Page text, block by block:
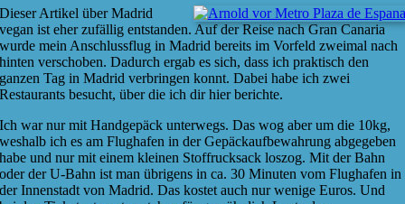
Dieser Artikel über Madrid
vegan ist eher zufällig entstanden. Auf der Reise nach Gran Canaria
wurde mein Anschlussflug in Madrid bereits im Vorfeld zweimal nach
hinten verschoben. Dadurch ergab es sich, dass ich praktisch den
ganzen Tag in Madrid verbringen konnt. Dabei habe ich zwei
Restaurants besucht, über die ich dir hier berichte.
Ich war nur mit Handgepäck unterwegs. Das wog aber um die 10kg,
weshalb ich es am Flughafen in der Gepäckaufbewahrung abgegeben
habe und nur mit einem kleinen Stoffrucksack loszog. Mit der Bahn
oder der U-Bahn ist man übrigens in ca. 30 Minuten vom Flughafen in
der Innenstadt von Madrid. Das kostet auch nur wenige Euros. Und